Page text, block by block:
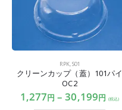
RPK, S01
クリーンカップ（蓋）101パイ
OC2
1,277円 –30,199円 (税込)